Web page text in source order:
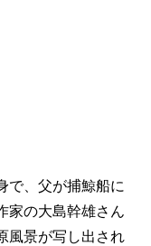
で、父が捕鯨船に
家の大島幹雄さん
風景が写し出され